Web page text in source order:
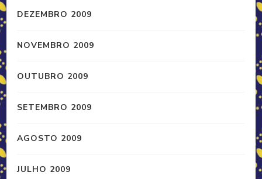
DEZEMBRO 2009
NOVEMBRO 2009
OUTUBRO 2009
SETEMBRO 2009
AGOSTO 2009
JULHO 2009